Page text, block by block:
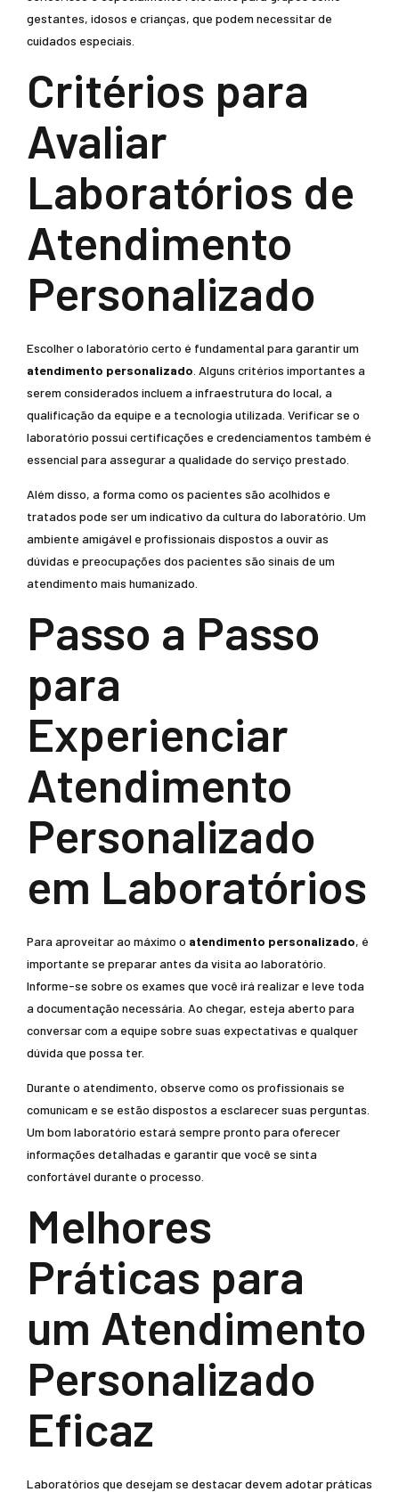
gestantes, idosos e crianças, que podem necessitar de
cuidados especiais.
Critérios para
Avaliar
Laboratórios de
Atendimento
Personalizado
Escolher o laboratório certo é fundamental para garantir um
atendimento personalizado . Alguns critérios importantes a
serem considerados incluem a infraestrutura do local, a
qualificação da equipe e a tecnologia utilizada. Verificar se o
laboratório possui certificações e credenciamentos também é
essencial para assegurar a qualidade do serviço prestado.
Além disso, a forma como os pacientes são acolhidos e
tratados pode ser um indicativo da cultura do laboratório. Um
ambiente amigável e profissionais dispostos a ouvir as
dúvidas e preocupações dos pacientes são sinais de um
atendimento mais humanizado.
Passo a Passo
para
Experienciar
Atendimento
Personalizado
em Laboratórios
Para aproveitar ao máximo o atendimento personalizado, é
importante se preparar antes da visita ao laboratório.
Informe-se sobre os exames que você irá realizar e leve toda
a documentação necessária. Ao chegar, esteja aberto para
conversar com a equipe sobre suas expectativas e qualquer
dúvida que possa ter.
Durante o atendimento, observe como os profissionais se
comunicam e se estão dispostos a esclarecer suas perguntas.
Um bom laboratório estará sempre pronto para oferecer
informações detalhadas e garantir que você se sinta
confortável durante o processo.
Melhores
Práticas para
um Atendimento
Personalizado
Eficaz
Laboratórios que desejam se destacar devem adotar práticas